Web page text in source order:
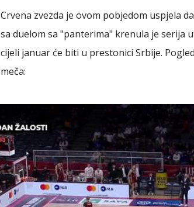
Crvena zvezda je ovom pobjedom uspjela
sa duelom sa "panterima" krenula je serija
cijeli januar će biti u prestonici Srbije.
meča: